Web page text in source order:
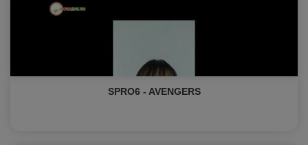
SPRO6 - AVENGERS